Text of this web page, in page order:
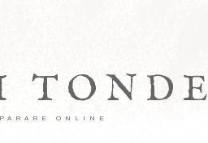
TONDE
ONLINE